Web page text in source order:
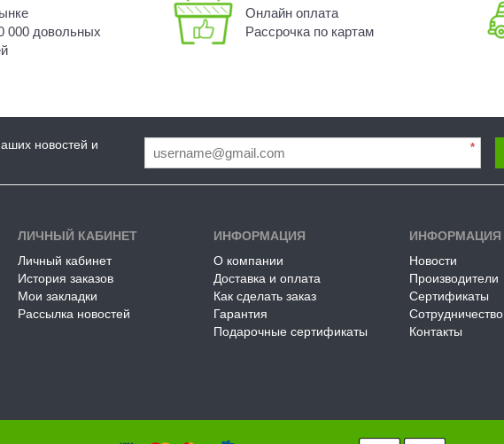
000 довольных
Онлайн оплата
Рассрочка по картам
новостей и
*
ЛИЧНЫЙ КАБИНЕТ
Личный кабинет
История заказов
Мои закладки
Рассылка новостей
ИНФОРМАЦИЯ
О компании
Доставка и оплата
Как сделать заказ
Гарантия
Подарочные сертификаты
ИНФОРМАЦИЯ
Новости
Производители
Сертификаты
Сотрудничество
Контакты